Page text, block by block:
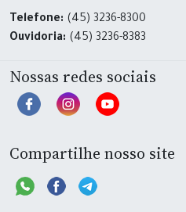
Telefone: (45) 3236-8300
Ouvidoria: (45) 3236-8383
Nossas redes sociais
Compartilhe nosso site